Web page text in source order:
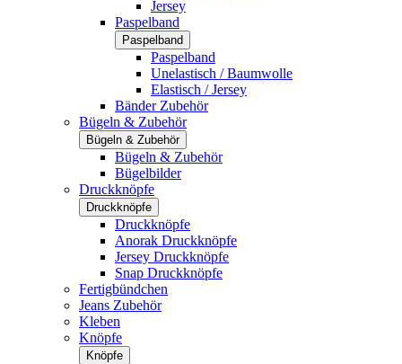
Jersey
Paspelband
Paspelband
Paspelband
Unelastisch / Baumwolle
Elastisch / Jersey
Bänder Zubehör
Bügeln & Zubehör
Bügeln & Zubehör
Bügeln & Zubehör
Bügelbilder
Druckknöpfe
Druckknöpfe
Druckknöpfe
Anorak Druckknöpfe
Jersey Druckknöpfe
Snap Druckknöpfe
Fertigbündchen
Jeans Zubehör
Kleben
Knöpfe
Knöpfe